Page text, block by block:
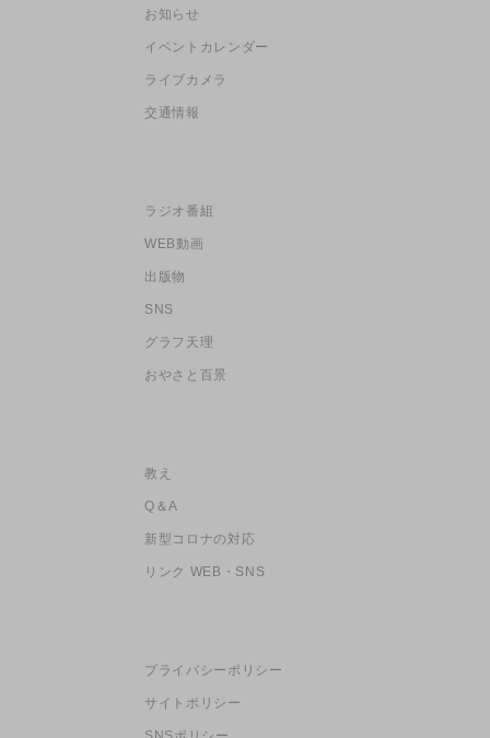
お知らせ
イベントカレンダー
ライブカメラ
交通情報
ラジオ番組
WEB動画
出版物
SNS
グラフ天理
おやさと百景
教え
Q＆A
新型コロナの対応
リンク WEB・SNS
プライバシーポリシー
サイトポリシー